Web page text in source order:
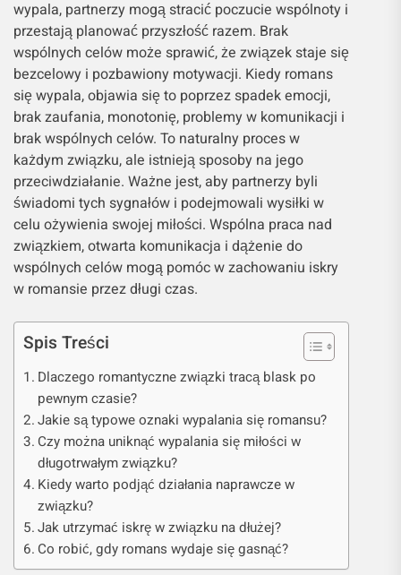
wypala, partnerzy mogą stracić poczucie wspólnoty i
przestają planować przyszłość razem. Brak
wspólnych celów może sprawić, że związek staje się
bezcelowy i pozbawiony motywacji. Kiedy romans
się wypala, objawia się to poprzez spadek emocji,
brak zaufania, monotonię, problemy w komunikacji i
brak wspólnych celów. To naturalny proces w
każdym związku, ale istnieją sposoby na jego
przeciwdziałanie. Ważne jest, aby partnerzy byli
świadomi tych sygnałów i podejmowali wysiłki w
celu ożywienia swojej miłości. Wspólna praca nad
związkiem, otwarta komunikacja i dążenie do
wspólnych celów mogą pomóc w zachowaniu iskry
w romansie przez długi czas.
Spis Treści
Dlaczego romantyczne związki tracą blask po
pewnym czasie?
Jakie są typowe oznaki wypalania się romansu?
Czy można uniknąć wypalania się miłości w
długotrwałym związku?
Kiedy warto podjąć działania naprawcze w
związku?
Jak utrzymać iskrę w związku na dłużej?
Co robić, gdy romans wydaje się gasnąć?